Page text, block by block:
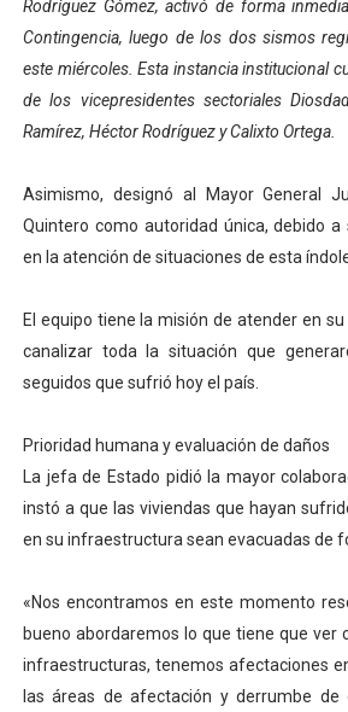
Expertos inspeccionan espacios
Dictan MasterClass en el marco
Campo Elías avanza con plan de
Encuentro estadal fortalece la
Gobernador Arnaldo Sánchez
Rodríguez Gómez, activó de forma
Contingencia, luego de los dos sismos
este miércoles. Esta instancia institucional
de los vicepresidentes sectoriales
Ramírez, Héctor Rodríguez y Calixto Ortega.
Asimismo, designó al Mayor General
Quintero como autoridad única, debido
en la atención de situaciones de esta
El equipo tiene la misión de atender en
canalizar toda la situación que
seguidos que sufrió hoy el país.
Prioridad humana y evaluación de daños
La jefa de Estado pidió la mayor
instó a que las viviendas que hayan
en su infraestructura sean evacuadas de
«Nos encontramos en este momento
bueno abordaremos lo que tiene que ver
infraestructuras, tenemos afectaciones
las áreas de afectación y derrumbe de